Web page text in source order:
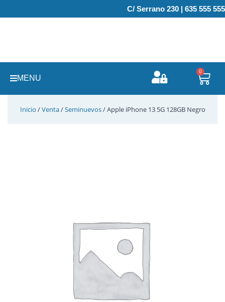
al
C/ Serrano 230 | 635 555 555
MENU
0
Inicio /Venta/Seminuevos/ Apple iPhone 13 5G 128GB Negro